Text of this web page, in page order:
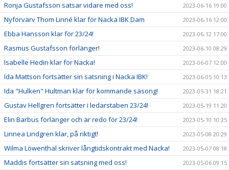
Ronja Gustafsson satsar vidare med oss! 2023-06-16 19:00
Nyförvärv Thom Linné klar för Nacka IBK Dam 2023-06-16 12:00
Ebba Hansson klar för 23/24! 2023-06-12 17:00
Rasmus Gustafsson förlänger! 2023-06-10 08:29
Isabelle Hedin klar för Nacka! 2023-06-07 12:00
Ida Mattson fortsätter sin satsning i Nacka IBK! 2023-06-05 10:13
Ida "Hulken" Hultman klar för kommande säsong! 2023-05-31 18:21
Gustav Hellgren fortsätter i ledarstaben 23/24! 2023-05-19 11:20
Elin Barbus förlänger och är redo för 23/24! 2023-05-10 10:25
Linnea Lindgren klar, på riktigt! 2023-05-08 20:29
Wilma Löwenthal skriver långtidskontrakt med Nacka! 2023-05-07 08:18
Maddis fortsätter sin satsning med oss! 2023-05-06 09:15